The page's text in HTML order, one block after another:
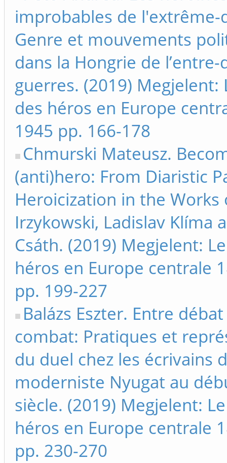
improbables de l'extrême-
Genre et mouvements
dans la Hongrie de l’entre-
guerres. (2019) Megjelent:
des héros en Europe
1945 pp. 166-178
Chmurski Mateusz.
(anti)hero: From Diaristic
Heroicization in the Works
Irzykowski, Ladislav Klíma
Csáth. (2019) Megjelent:
héros en Europe centrale
pp. 199-227
Balázs Eszter. Entre
combat: Pratiques et
du duel chez les écrivains
moderniste Nyugat au
siècle. (2019) Megjelent:
héros en Europe centrale
pp. 230-270